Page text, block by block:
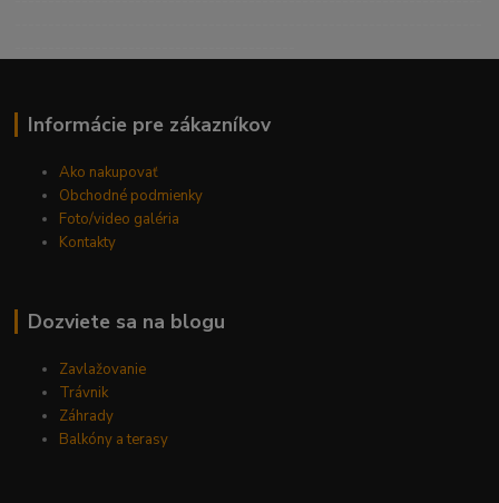
Informácie pre zákazníkov
Ako nakupovať
Obchodné podmienky
Foto/video galéria
Kontakty
Dozviete sa na blogu
Zavlažovanie
Trávnik
Záhrady
Balkóny a terasy